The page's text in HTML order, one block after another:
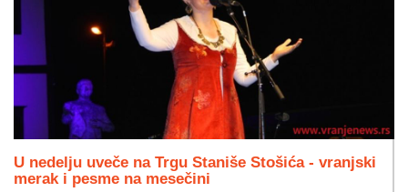
U nedelju uveče na Trgu Staniše Stošića - vranjski
merak i pesme na mesečini